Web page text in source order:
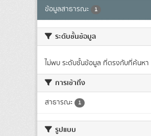
ข้อมูลสาธารณะ 1
ระดับชั้นข้อมูล
ไม่พบ ระดับชั้นข้อมูล ที่ตรงกับที่ค้นหา
การเข้าถึง
สาธารณะ 1
รูปแบบ